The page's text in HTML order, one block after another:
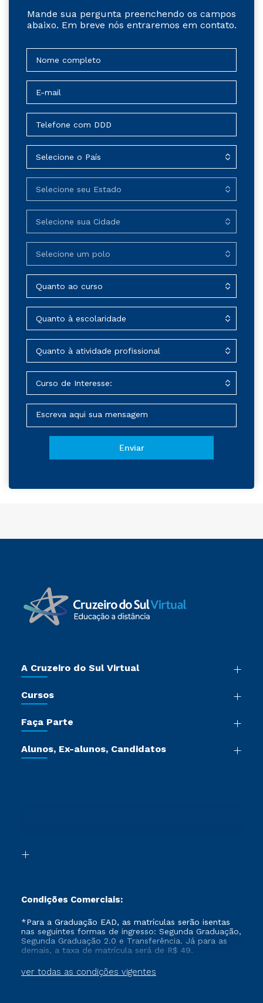
Mande sua pergunta preenchendo os campos
abaixo. Em breve nós entraremos em contato.
A Cruzeiro do Sul Virtual
Sala de Imprensa
Certificadoras
Jornada do Aluno
Cursos
Pós-graduação
Cursos Livres
Faça Parte
Vestibular Redação
Formação Pedagógica - R2
Alunos, Ex-alunos, Candidatos
Condições Comerciais:
ver todas as condições vigentes
*Para a Graduação EAD, as matrículas serão isentas
nas seguintes formas de ingresso: Segunda Graduação,
Segunda Graduação 2.0 e Transferência. Já para as
demais, a taxa de matrícula será de R$ 49.